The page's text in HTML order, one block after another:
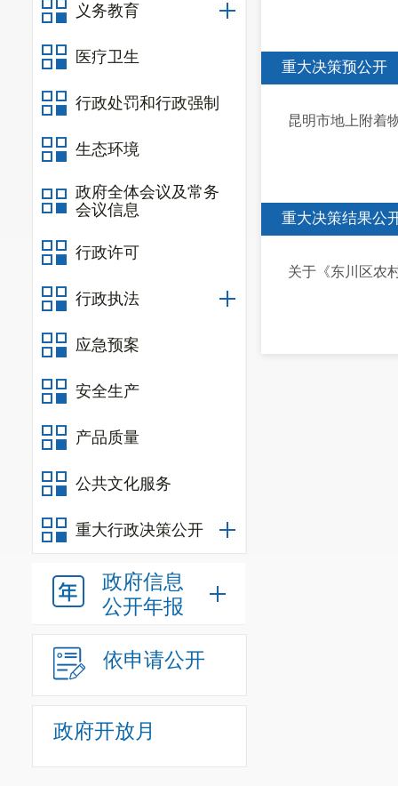
义务教育
医疗卫生
行政处罚和行政强制
生态环境
政府全体会议及常务
会议信息
行政许可
行政执法
应急预案
安全生产
产品质量
公共文化服务
重大行政决策公开
政府信息
公开年报
依申请公开
政府开放月
重大决策预公开
昆明市地上附着
重大决策结果公
关于《东川区农